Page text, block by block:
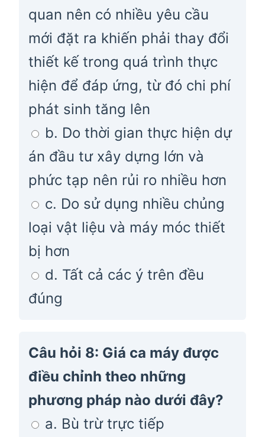
quan nên có nhiều yêu cầu
mới đặt ra khiến phải thay đổi
thiết kế trong quá trình thực
hiện để đáp ứng, từ đó chi phí
phát sinh tăng lên
b. Do thời gian thực hiện dự
án đầu tư xây dựng lớn và
phức tạp nên rủi ro nhiều hơn
c. Do sử dụng nhiều chủng
loại vật liệu và máy móc thiết
bị hơn
d. Tất cả các ý trên đều
đúng
Câu hỏi 8: Giá ca máy được
điều chỉnh theo những
phương pháp nào dưới đây?
a. Bù trừ trực tiếp